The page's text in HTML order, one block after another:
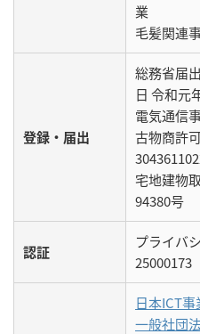
業
毛髪関連
登録・届出
総務省届
日 令和元
電気通信
古物商許
宅地建物
94380号
認証
プライバ
25000173
日本ICT
一般社団